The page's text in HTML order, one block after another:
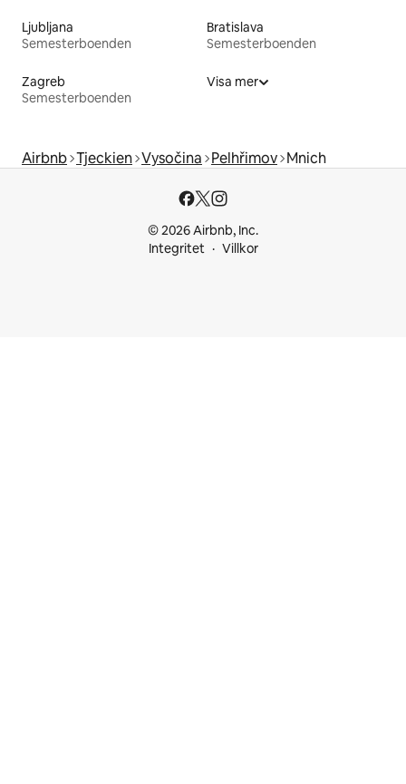
Ljubljana
Semesterboenden
Bratislava
Semesterboenden
Zagreb
Semesterboenden
Visa mer
Airbnb Tjeckien Vysočina Pelhřimov Mnich
© 2026 Airbnb, Inc.
Integritet
Villkor